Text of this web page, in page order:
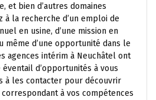
et bien d’autres domaines
à la recherche d’un emploi de
en usine, d’une mission en
même d’une opportunité dans le
agences intérim à Neuchâtel ont
d’opportunités à vous
à les contacter pour découvrir
à vos compétences